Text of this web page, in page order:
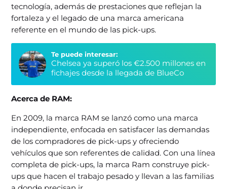
tecnología, además de prestaciones que reflejan la
fortaleza y el legado de una marca americana
referente en el mundo de las pick-ups.
Te puede interesar:
Chelsea ya superó los €2.500 millones en
fichajes desde la llegada de BlueCo
Acerca de RAM:
En 2009, la marca RAM se lanzó como una marca
independiente, enfocada en satisfacer las demandas
de los compradores de pick-ups y ofreciendo
vehículos que son referentes de calidad. Con una línea
completa de pick-ups, la marca Ram construye pick-
ups que hacen el trabajo pesado y llevan a las familias